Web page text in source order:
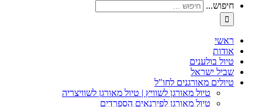
חיפוש...
ראשי
אודות
טיול בולענים
שביל ישראל
טיולים מאורגנים לחו"ל
טיול מאורגן לשוויץ | טיול מאורגן לשוויצריה
טיול מאורגן לפירנאים הספרדים